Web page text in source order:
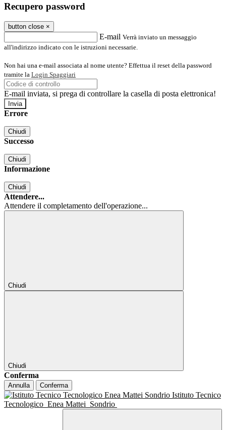
Recupero password
button close ×
E-mail Verrà inviato un messaggio
all'indirizzo indicato con le istruzioni necessarie.
Non hai una e-mail associata al nome utente? Effettua il reset della password
tramite la Login Spaggiari
E-mail inviata, si prega di controllare la casella di posta elettronica!
Errore
Chiudi
Successo
Chiudi
Informazione
Chiudi
Attendere...
Attendere il completamento dell'operazione...
Chiudi
Chiudi
Conferma
Annulla Conferma
Istituto Tecnico
Tecnologico Enea Mattei Sondrio